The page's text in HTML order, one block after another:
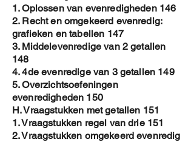
1. Oplossen van evenredigheden 146
2. Recht en omgekeerd evenredig:
grafieken en tabellen 147
3. Middelevenredige van 2 getallen
148
4. 4de evenredige van 3 getallen 149
5. Overzichtsoefeningen
evenredigheden 150
H. Vraagstukken met getallen 151
1. Vraagstukken regel van drie 151
2. Vraagstukken omgekeerd evenredig